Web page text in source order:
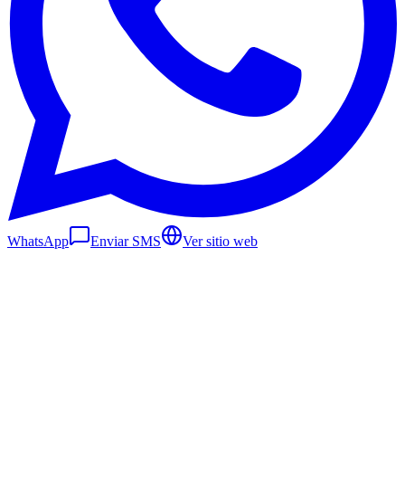
WhatsApp Enviar SMS Ver sitio web